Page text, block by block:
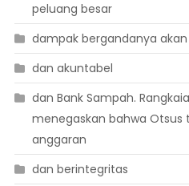
peluang besar
dampak bergandanya
dan akuntabel
dan Bank Sampah.
menegaskan bahwa Otsus
anggaran
dan berintegritas